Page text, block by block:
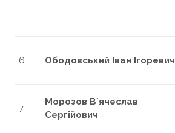
6. Ободовський Іван Ігоревич
7.
Морозов В`ячеслав
Сергійович